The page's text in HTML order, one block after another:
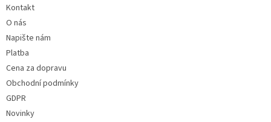
Kontakt
O nás
Napište nám
Platba
Cena za dopravu
Obchodní podmínky
GDPR
Novinky